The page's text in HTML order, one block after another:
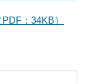
：34KB）